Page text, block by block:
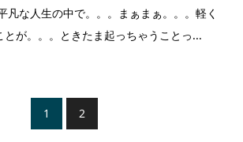
凡な人生の中で。。。まぁまぁ。。。軽く
が。。。ときたま起っちゃうことっ...
1 2